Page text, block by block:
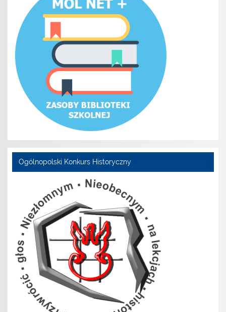
Ogólnopolski Konkurs Historyczny